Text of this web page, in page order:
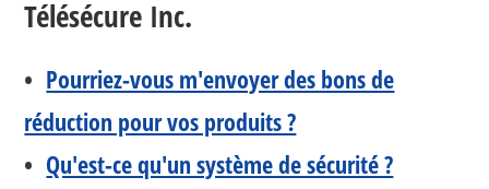
Télésécure Inc.
• Pourriez-vous m'envoyer des bons de
réduction pour vos produits ?
• Qu'est-ce qu'un système de sécurité ?